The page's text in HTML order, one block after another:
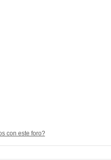
con este foro?